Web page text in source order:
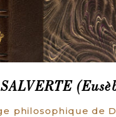
SALVERTE